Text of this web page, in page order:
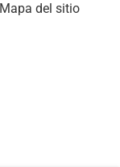
Mapa del sitio